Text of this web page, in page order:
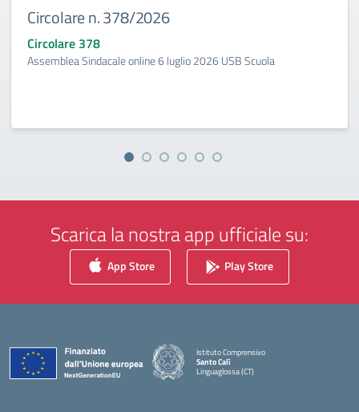
Circolare n. 378/2026
Circolare 378
Assemblea Sindacale online 6 luglio 2026 USB Scuola
Scarica la nostra app ufficiale su:
App Store Play Store
Istituto Comprensivo
Santo Calì
Linguaglossa (CT)
— Visita la pagina iniziale della scuola